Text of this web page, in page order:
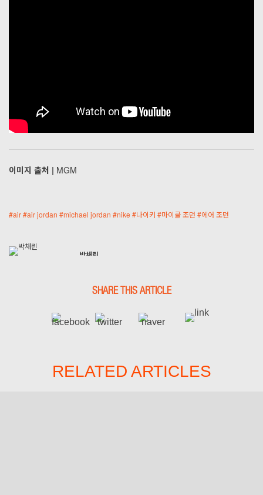
이미지 출처 | MGM
#air#air jordan #michael jordan #nike #나이키 #마이클 조던 #에어 조던
박채린
SHARE THIS ARTICLE
RELATED ARTICLES